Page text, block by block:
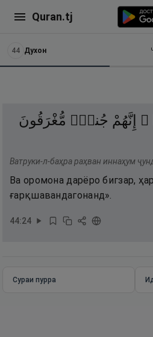
Quran.tj
44 Духон
إِنَّهُمْ جُندٌۭ مُّغْرَقُونَ
Ватруки-л-баҳра раҳван иннаҳум
Ва оромона дарёро бигзар,
ғарқшавандагонанд».
44:24
Сураи пурра